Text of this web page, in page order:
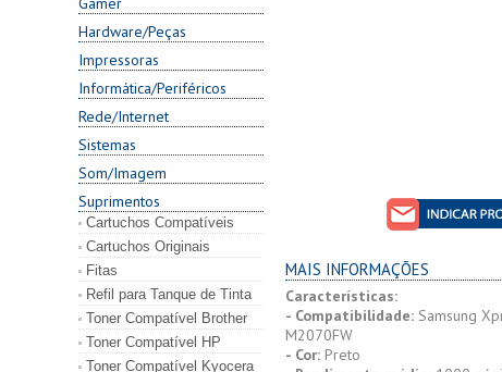
Hardware/Peças
Impressoras
Informática/Periféricos
Rede/Internet
Sistemas
Som/Imagem
Suprimentos
Cartuchos Compatíveis
Cartuchos Originais
Fitas
Refil para Tanque de Tinta
Toner Compatível Brother
Toner Compatível HP
Toner Compatível Kyocera
MAIS INFORMAÇÕES
Características:
- Compatibilidade: Samsung
M2070FW
- Cor: Preto